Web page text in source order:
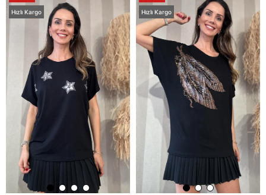
Hızlı Kargo Hızlı Kargo